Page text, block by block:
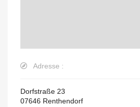
Adresse :
Dorfstraße 23
07646 Renthendorf